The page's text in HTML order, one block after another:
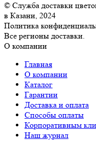
© Служба доставки
в Казани, 2024
Политика
Все регионы доставки.
О компании
Главная
О компании
Каталог
Гарантии
Доставка и оплата
Способы оплаты
Корпоративным
Наш журнал